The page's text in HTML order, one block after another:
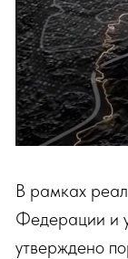
В рамках
Федерации и
утверждено